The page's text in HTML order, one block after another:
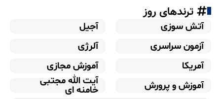
ترندهای روز
آتش سوزی
آجیل
آزمون سراسری
آلرژی
آمریکا
آموزش مجازی
آموزش و پرورش
آیت الله مجتبی
خامنه ای